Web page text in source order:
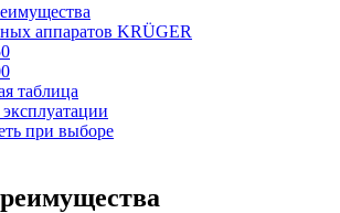
аппаратов KRÜGER
таблица
при выборе